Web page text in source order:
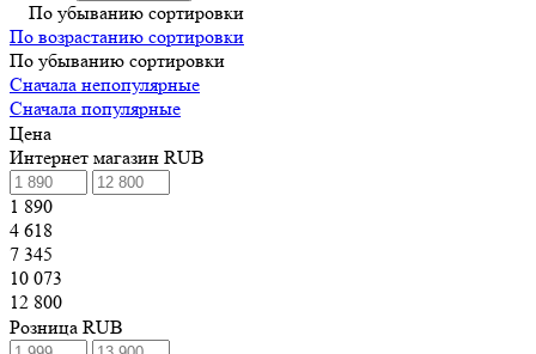
По убыванию сортировки
По возрастанию сортировки
По убыванию сортировки
Сначала непопулярные
Сначала популярные
Цена
Интернет магазин RUB
1 890
4 618
7 345
10 073
12 800
Розница RUB